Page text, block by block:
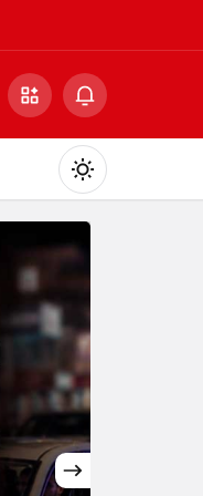
Mod
değiştir